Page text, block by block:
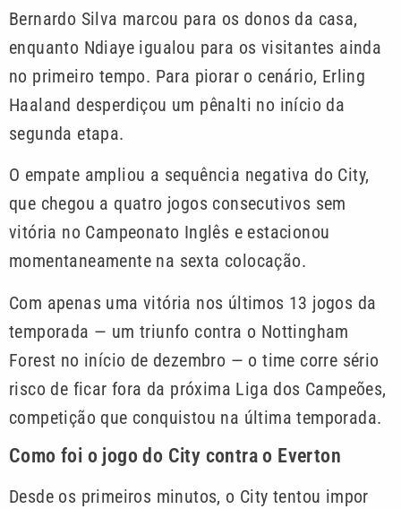
Bernardo Silva marcou para os donos da casa,
enquanto Ndiaye igualou para os visitantes ainda
no primeiro tempo. Para piorar o cenário, Erling
Haaland desperdiçou um pênalti no início da
segunda etapa.
O empate ampliou a sequência negativa do City,
que chegou a quatro jogos consecutivos sem
vitória no Campeonato Inglês e estacionou
momentaneamente na sexta colocação.
Com apenas uma vitória nos últimos 13 jogos da
temporada — um triunfo contra o Nottingham
Forest no início de dezembro — o time corre sério
risco de ficar fora da próxima Liga dos Campeões,
competição que conquistou na última temporada.
Como foi o jogo do City contra o Everton
Desde os primeiros minutos, o City tentou impor